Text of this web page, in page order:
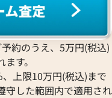
約のうえ、5万円(税込)
す。
上限10万円(税込)まで
守した範囲内で適用され